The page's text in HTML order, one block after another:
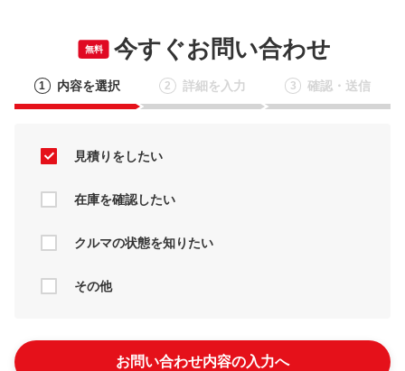
無料 今すぐお問い合わせ
1 内容を選択 2 詳細を入力 3 確認・送信
見積りをしたい
在庫を確認したい
クルマの状態を知りたい
その他
お問い合わせ内容の入力へ